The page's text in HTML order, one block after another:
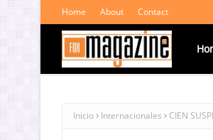
Home About Contact
Inicio Internacionales CIEN